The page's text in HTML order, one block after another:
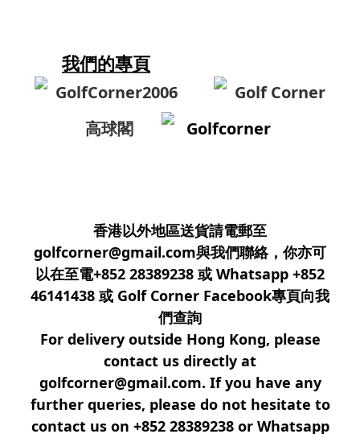
我們的專頁
GolfCorner2006
Golf Corner
高球閣
Golfcorner
香港以外地區送貨請電郵至
golfcorner@gmail.com與我們聯絡，你亦可
以在至電+852 28389238 或 Whatsapp +852
46141438 或 Golf Corner Facebook專頁向我
們查詢
For delivery outside Hong Kong, please
contact us directly at
golfcorner@gmail.com. If you have any
further queries, please do not hesitate to
contact us on +852 28389238 or Whatsapp